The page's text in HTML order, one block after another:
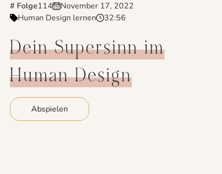
# Folge114
November 17, 2022
Human Design lernen
32:56
Dein Supersinn im
Human Design
Abspielen